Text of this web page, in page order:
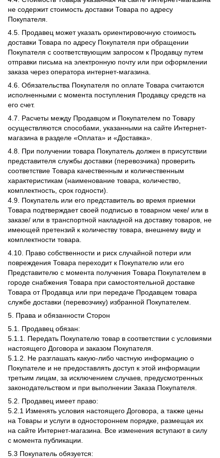
не содержит стоимость доставки Товара по адресу
Покупателя.
4.5. Продавец может указать ориентировочную стоимость
доставки Товара по адресу Покупателя при обращении
Покупателя с соответствующим запросом к Продавцу путем
отправки письма на электронную почту или при оформлении
заказа через оператора интернет-магазина.
4.6. Обязательства Покупателя по оплате Товара считаются
исполненными с момента поступления Продавцу средств на
его счет.
4.7. Расчеты между Продавцом и Покупателем по Товару
осуществляются способами, указанными на сайте Интернет-
магазина в разделе «Оплата» и «Доставка».
4.8. При получении товара Покупатель должен в присутствии
представителя службы доставки (перевозчика) проверить
соответствие Товара качественным и количественным
характеристикам (наименование товара, количество,
комплектность, срок годности).
4.9. Покупатель или его представитель во время приемки
Товара подтверждает своей подписью в товарном чеке/ или в
заказе/ или в транспортной накладной на доставку товаров, не
имеющей претензий к количеству товара, внешнему виду и
комплектности товара.
4.10. Право собственности и риск случайной потери или
повреждения Товара переходит к Покупателю или его
Представителю с момента получения Товара Покупателем в
городе снабжения Товара при самостоятельной доставке
Товара от Продавца или при передаче Продавцем товара
службе доставки (перевозчику) избранной Покупателем.
5. Права и обязанности Сторон
5.1. Продавец обязан:
5.1.1. Передать Покупателю товар в соответствии с условиями
настоящего Договора и заказом Покупателя.
5.1.2. Не разглашать какую-либо частную информацию о
Покупателе и не предоставлять доступ к этой информации
третьим лицам, за исключением случаев, предусмотренных
законодательством и при выполнении Заказа Покупателя.
5.2. Продавец имеет право:
5.2.1 Изменять условия настоящего Договора, а также цены
на Товары и услуги в одностороннем порядке, размещая их
на сайте Интернет-магазина. Все изменения вступают в силу
с момента публикации.
5.3 Покупатель обязуется: